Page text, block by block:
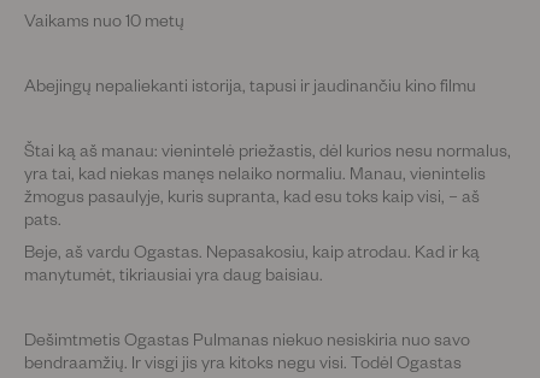
Vaikams nuo 10 metų
Abejingų nepaliekanti istorija, tapusi ir jaudinančiu kino filmu
Štai ką aš manau: vienintelė priežastis, dėl kurios nesu normalus,
yra tai, kad niekas manęs nelaiko normaliu. Manau, vienintelis
žmogus pasaulyje, kuris supranta, kad esu toks kaip visi, – aš
pats.
Beje, aš vardu Ogastas. Nepasakosiu, kaip atrodau. Kad ir ką
manytumėt, tikriausiai yra daug baisiau.
Dešimtmetis Ogastas Pulmanas niekuo nesiskiria nuo savo
bendraamžių. Ir visgi jis yra kitoks negu visi. Todėl Ogastas